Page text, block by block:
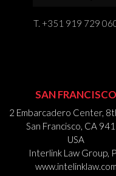
T. +351 919 729
SAN FRANCISCO
2 Embarcadero Center,
San Francisco, CA
USA
Interlink Law Group,
www.intelinklaw.com